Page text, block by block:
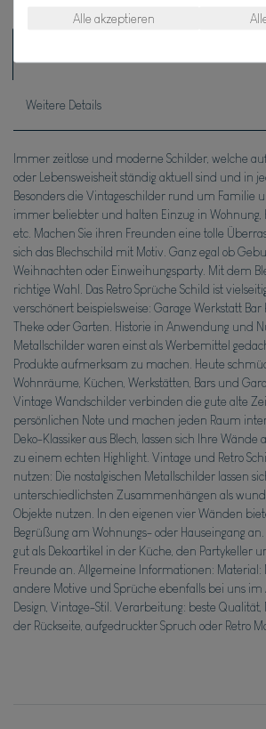
Weitere Details
Immer zeitlose und moderne Schilder, welche
oder Lebensweisheit ständig aktuell sind und in
Besonders die Vintageschilder rund um Familie
immer beliebter und halten Einzug in Wohnung,
etc. Machen Sie ihren Freunden eine tolle
sich das Blechschild mit Motiv. Ganz egal ob
Weihnachten oder Einweihungsparty. Mit dem
richtige Wahl. Das Retro Sprüche Schild ist
verschönert beispielsweise: Garage Werkstatt
Theke oder Garten. Historie in Anwendung und
Metallschilder waren einst als Werbemittel
Produkte aufmerksam zu machen. Heute
Wohnräume, Küchen, Werkstätten, Bars und
Vintage Wandschilder verbinden die gute alte
persönlichen Note und machen jeden Raum
Deko-Klassiker aus Blech, lassen sich Ihre
zu einem echten Highlight. Vintage und Retro
nutzen: Die nostalgischen Metallschilder lassen
unterschiedlichsten Zusammenhängen als
Objekte nutzen. In den eigenen vier Wänden
Begrüßung am Wohnungs- oder Hauseingang
gut als Dekoartikel in der Küche, den Partykeller
Freunde an. Allgemeine Informationen: Material:
andere Motive und Sprüche ebenfalls bei uns im
Design, Vintage-Stil. Verarbeitung: beste
der Rückseite, aufgedruckter Spruch oder Retro
Alle akzeptieren